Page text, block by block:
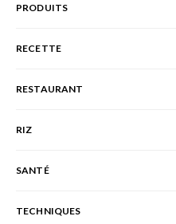
PRODUITS
RECETTE
RESTAURANT
RIZ
SANTÉ
TECHNIQUES